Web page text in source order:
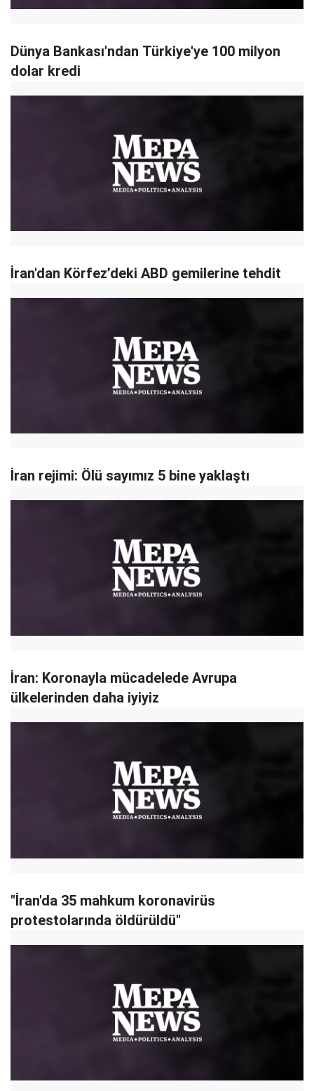
Dünya Bankası'ndan Türkiye'ye 100 milyon
dolar kredi
​İran'dan Körfez’deki ABD gemilerine tehdit
İran rejimi: Ölü sayımız 5 bine yaklaştı
İran: Koronayla mücadelede Avrupa
ülkelerinden daha iyiyiz
"İran'da 35 mahkum koronavirüs
protestolarında öldürüldü"